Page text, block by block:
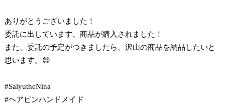
ありがとうございました！
委託に出しています、商品が購入されました！
また、委託の予定がつきましたら、沢山の商品を納品したいと
思います。😌
#SalyutheNina
#ヘアピンハンドメイド